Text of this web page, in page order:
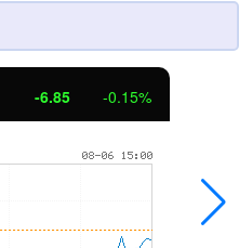
-6.85 -0.15%